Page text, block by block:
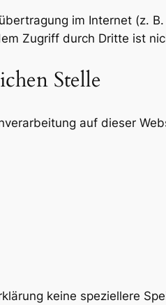
im Internet (z.
Zugriff durch Dritte ist
Stelle
auf dieser
keine speziellere